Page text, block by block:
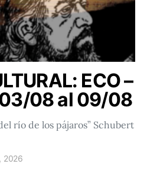
ECO –
08 al 09/08
río de los pájaros” Schubert
2026